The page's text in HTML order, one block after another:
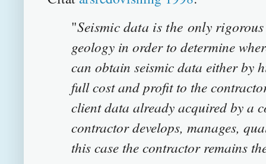
"Seismic data is the only
geology in order to determine
can obtain seismic data either by
full costand profit to the
client data already acquiredby a
contractor develops, manages,
this case the contractor remains